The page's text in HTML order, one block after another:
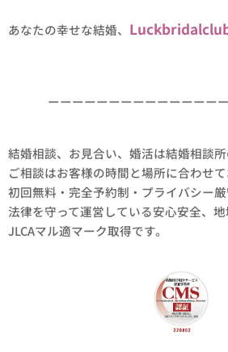
あなたの幸せな結婚、
ーーーーーーーーーーーーーー
結婚相談、お見合い、婚活は結婚相談
ご相談はお客様の時間と場所に合わせて
初回無料・完全予約制・プライバシー厳
法律を守って運営している安心安全、
JLCAマル適マーク取得です。